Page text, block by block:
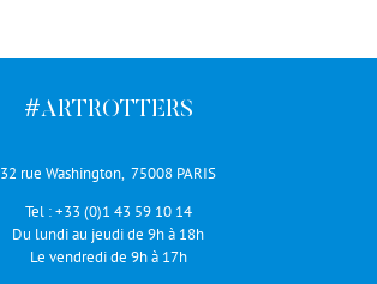
#ARTROTTERS
32 rue Washington, 75008 PARIS
Tel :+33 (0)1 43 59 10 14
Du lundi au jeudi de 9h à 18h
Le vendredi de 9h à 17h